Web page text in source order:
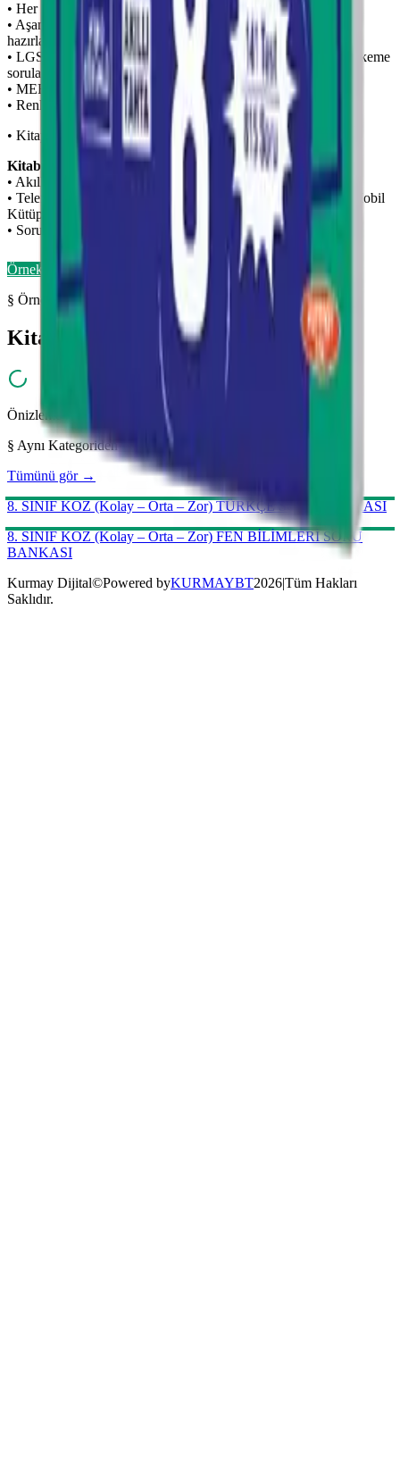
• Her konuda test seviyeleri kolay, orta, zor şeklinde ilerler.
• Aşamalı oluşuyla öğrenciyi yeni nesil sorulara daha güvenli
hazırlar.
• LGS tadında gerçek yaşam soruları ve sayısal mantık – muhakeme
soruları içerir.
• MEB örnek soru tipleri ile bire bir uyumludur.
• Renkli ve zengin tasarımı öğrencilerin dikkatini çeker.
• Kitapta 96 test 1000 soru bulunur.
Kitabımızı zenginleştiren dijital destekleyici materyaller:
• Akıllı tahta uygulaması (fenomenokul.com)
• Telefon ve tabletler için akıllı tahta uygulamaları (Fenomen Mobil
Kütüphane)
• Soru çözüm videoları (Fenomen Video Çözüm)
Örnek Sayfaları Aç
§ Örnek Sayfalar
Kitabı yakından inceleyin
Önizleme hazırlanıyor...
§ Aynı Kategoriden
Tümünü gör →
Kurmay Dijital©Powered byKURMAYBT2026|Tüm Hakları
Saklıdır.